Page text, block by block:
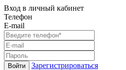
Вход в личный кабинет
Телефон
E-mail
Войти Зарегистрироваться